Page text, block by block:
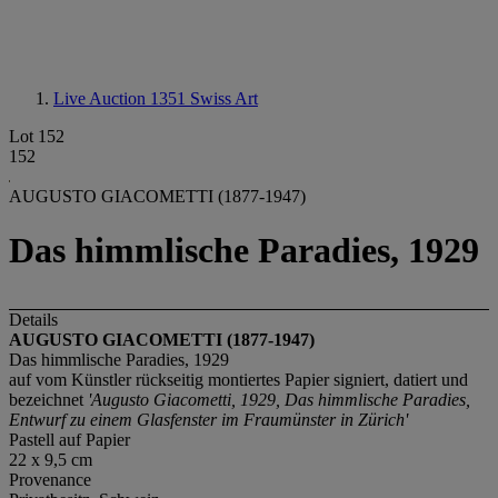
Live Auction 1351 Swiss Art
Lot 152
152
AUGUSTO GIACOMETTI (1877-1947)
Das himmlische Paradies, 1929
Details
AUGUSTO GIACOMETTI (1877-1947)
Das himmlische Paradies, 1929
auf vom Künstler rückseitig montiertes Papier signiert, datiert und
bezeichnet 'Augusto Giacometti, 1929, Das himmlische Paradies,
Entwurf zu einem Glasfenster im Fraumünster in Zürich'
Pastell auf Papier
22 x 9,5 cm
Provenance